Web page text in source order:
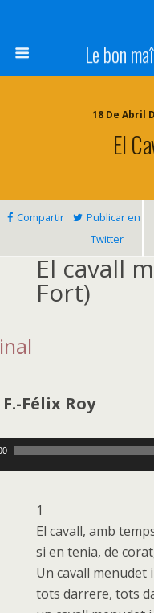
Le bon
18 De Abril
El
Compartir
Publicar en
Twitter
El cavall
Fort)
F.-Félix Roy
1
El cavall, amb
si en tenia, de
Un cavall menudet
tots darrere, tots